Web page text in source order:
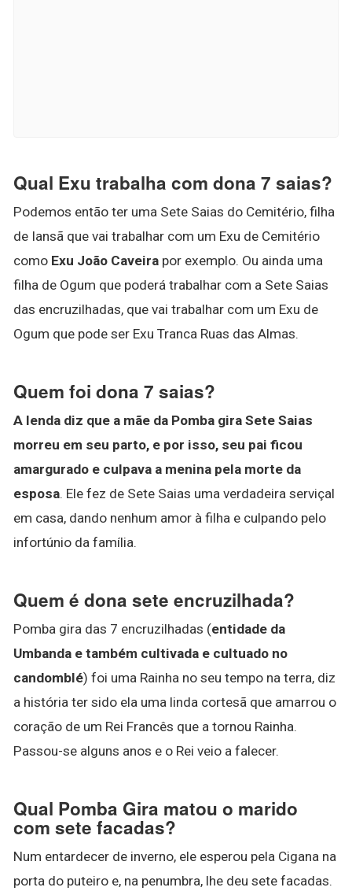
Qual Exu trabalha com dona 7 saias?
Podemos então ter uma Sete Saias do Cemitério, filha
de Iansã que vai trabalhar com um Exu de Cemitério
como Exu João Caveira por exemplo. Ou ainda uma
filha de Ogum que poderá trabalhar com a Sete Saias
das encruzilhadas, que vai trabalhar com um Exu de
Ogum que pode ser Exu Tranca Ruas das Almas.
Quem foi dona 7 saias?
A lenda diz que a mãe da Pomba gira Sete Saias
morreu em seu parto, e por isso, seu pai ficou
amargurado e culpava a menina pela morte da
esposa. Ele fez de Sete Saias uma verdadeira serviçal
em casa, dando nenhum amor à filha e culpando pelo
infortúnio da família.
Quem é dona sete encruzilhada?
Pomba gira das 7 encruzilhadas (entidade da
Umbanda e também cultivada e cultuado no
candomblé) foi uma Rainha no seu tempo na terra, diz
a história ter sido ela uma linda cortesã que amarrou o
coração de um Rei Francês que a tornou Rainha.
Passou-se alguns anos e o Rei veio a falecer.
Qual Pomba Gira matou o marido
com sete facadas?
Num entardecer de inverno, ele esperou pela Cigana na
porta do puteiro e, na penumbra, lhe deu sete facadas.